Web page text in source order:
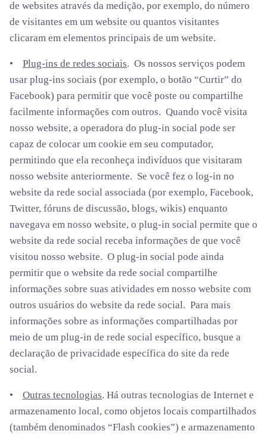
de websites através da medição, por exemplo, do número
de visitantes em um website ou quantos visitantes
clicaram em elementos principais de um website.
• Plug-ins de redes sociais. Os nossos serviços podem
usar plug-ins sociais (por exemplo, o botão “Curtir” do
Facebook) para permitir que você poste ou compartilhe
facilmente informações com outros. Quando você visita
nosso website, a operadora do plug-in social pode ser
capaz de colocar um cookie em seu computador,
permitindo que ela reconheça indivíduos que visitaram
nosso website anteriormente. Se você fez o log-in no
website da rede social associada (por exemplo, Facebook,
Twitter, fóruns de discussão, blogs, wikis) enquanto
navegava em nosso website, o plug-in social permite que o
website da rede social receba informações de que você
visitou nosso website. O plug-in social pode ainda
permitir que o website da rede social compartilhe
informações sobre suas atividades em nosso website com
outros usuários do website da rede social. Para mais
informações sobre as informações compartilhadas por
meio de um plug-in de rede social específico, busque a
declaração de privacidade específica do site da rede
social.
• Outras tecnologias. Há outras tecnologias de Internet e
armazenamento local, como objetos locais compartilhados
(também denominados “Flash cookies”) e armazenamento